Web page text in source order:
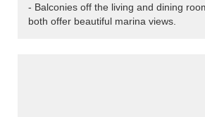
- Balconies off the living and dining
both offer beautiful marina views.